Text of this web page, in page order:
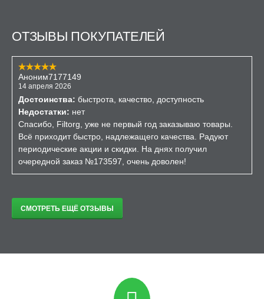
ОТЗЫВЫ ПОКУПАТЕЛЕЙ
Аноним7177149
14 апреля 2026
Достоинства: быстрота, качество, доступность
Недостатки: нет
Спасибо, Filtorg, уже не первый год заказываю товары.
Всё приходит быстро, надлежащего качества. Радуют
периодические акции и скидки. На днях получил
очередной заказ №173597, очень доволен!
СМОТРЕТЬ ЕЩЁ ОТЗЫВЫ